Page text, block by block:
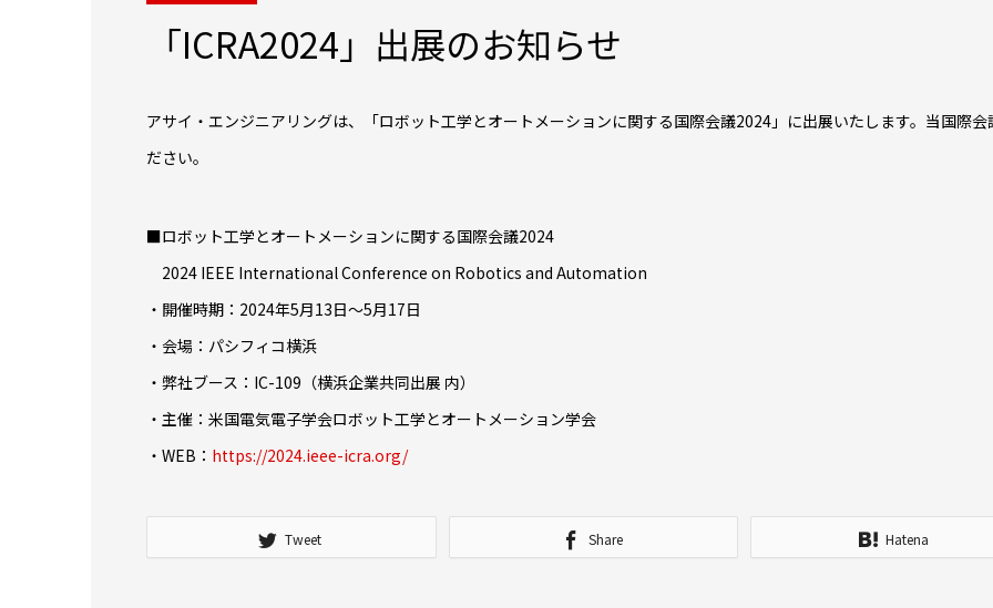
「ICRA2024」出展のお知らせ
アサイ・エンジニアリングは、「ロボット工学とオートメーションに関する国際会議2024」に出展いたします。当国際
ださい。
■ロボット工学とオートメーションに関する国際会議2024
2024 IEEE International Conference on Robotics and Automation
・開催時期：2024年5月13日～5月17日
・会場：パシフィコ横浜
・弊社ブース：IC-109（横浜企業共同出展 内）
・主催：米国電気電子学会ロボット工学とオートメーション学会
・WEB： https://2024.ieee-icra.org/
Tweet Share Hatena